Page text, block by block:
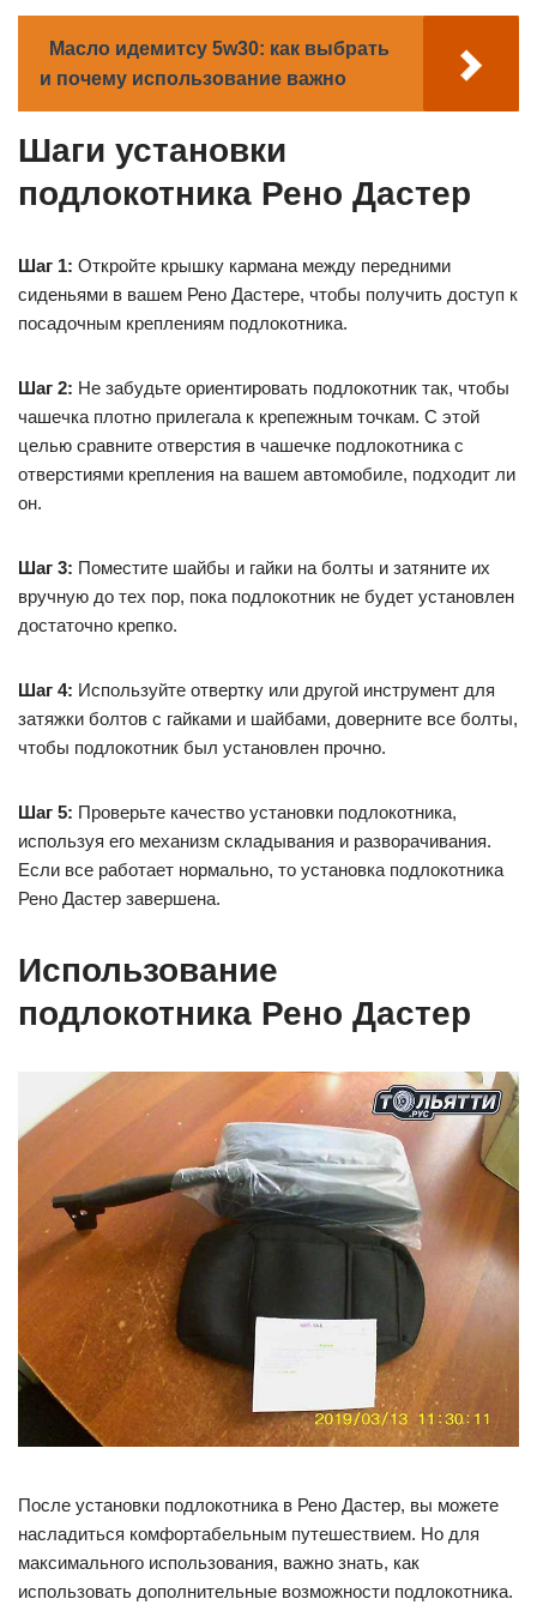
Масло идемитсу 5w30: как выбрать
и почему использование важно
Шаги установки
подлокотника Рено Дастер
Шаг 1: Откройте крышку кармана между передними
сиденьями в вашем Рено Дастере, чтобы получить доступ к
посадочным креплениям подлокотника.
Шаг 2: Не забудьте ориентировать подлокотник так, чтобы
чашечка плотно прилегала к крепежным точкам. С этой
целью сравните отверстия в чашечке подлокотника с
отверстиями крепления на вашем автомобиле, подходит ли
он.
Шаг 3: Поместите шайбы и гайки на болты и затяните их
вручную до тех пор, пока подлокотник не будет установлен
достаточно крепко.
Шаг 4: Используйте отвертку или другой инструмент для
затяжки болтов с гайками и шайбами, доверните все болты,
чтобы подлокотник был установлен прочно.
Шаг 5: Проверьте качество установки подлокотника,
используя его механизм складывания и разворачивания.
Если все работает нормально, то установка подлокотника
Рено Дастер завершена.
Использование
подлокотника Рено Дастер
После установки подлокотника в Рено Дастер, вы можете
насладиться комфортабельным путешествием. Но для
максимального использования, важно знать, как
использовать дополнительные возможности подлокотника.